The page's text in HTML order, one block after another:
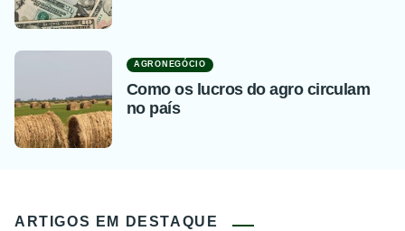
AGRONEGÓCIO
Como os lucros do agro circulam
no país
ARTIGOS EM DESTAQUE